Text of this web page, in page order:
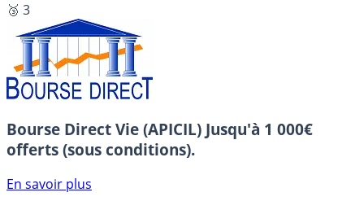
🥉 3
Bourse Direct Vie (APICIL) Jusqu'à 1 000€
offerts (sous conditions).
En savoir plus